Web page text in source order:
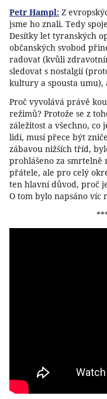
Petr Hampl: Z
jsme ho znali. Tedy
Desítky let tyranských
občanských svobod
radovat (kvůli
sledovat s nostalgií
kultury a spousta umu),
Proč vyvolává právě
režimů? Protože se z
záležitost a všechno, co
lidí, musí přece být
zábavou nižších tříd,
prohlášeno za smrtelně
přátele, ale pro celý
ten hlavní důvod, proč
O tom bylo napsáno víc